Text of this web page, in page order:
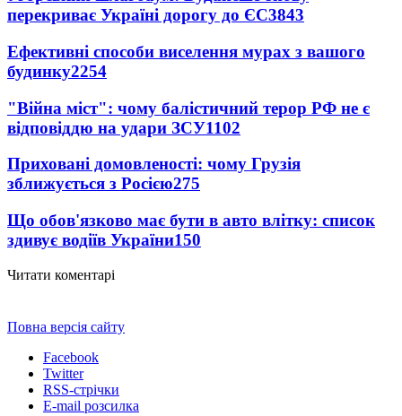
перекриває Україні дорогу до ЄС3843
Ефективні способи виселення мурах з вашого
будинку2254
"Війна міст": чому балістичний терор РФ не є
відповіддю на удари ЗСУ1102
Приховані домовленості: чому Грузія
зближується з Росією275
Що обов'язково має бути в авто влітку: список
здивує водіїв України150
Читати коментарі
Повна версія сайту
Facebook
Twitter
RSS-стрічки
E-mail розсилка